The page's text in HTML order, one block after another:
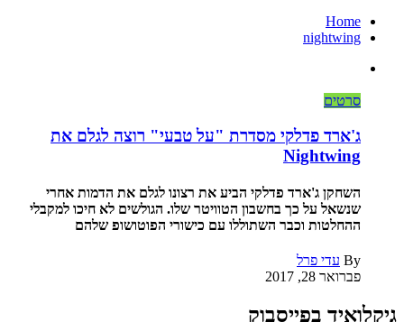
Home
nightwing
סרטים
ג'ארד פדלקי מסדרת "על טבעי" רוצה לגלם את
Nightwing
השחקן ג'ארד פדלקי הביע את רצונו לגלם את הדמות אחרי
שנשאל על כך בחשבון הטוויטר שלו. הגולשים לא חיכו למקבלי
ההחלטות וכבר השתוללו עם כישורי הפוטושופ שלהם
By עדי פרל
פברואר 28, 2017
גיקלואיד בפייסבוק